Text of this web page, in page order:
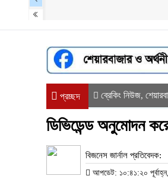
প্রচ্ছদ ব্রেকিং নিউজ,
ডিভিডেন্ড অনুমোদন
বিজনেস জার্নাল প্রতিবেদক:
আপডেট: ১০:৪১:২০